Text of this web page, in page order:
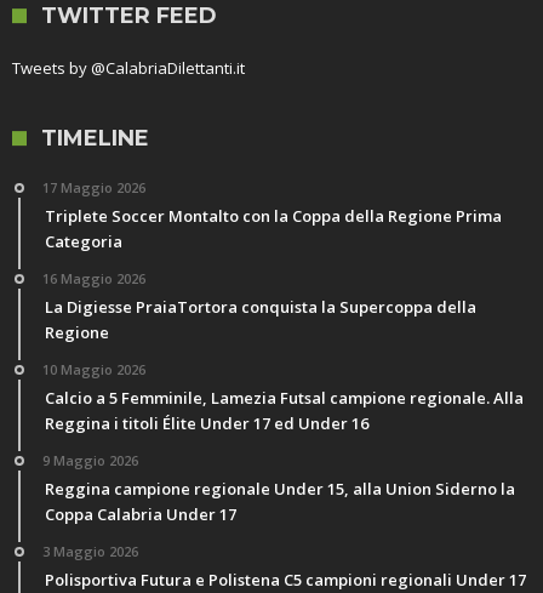
TWITTER FEED
Tweets by @CalabriaDilettanti.it
TIMELINE
17 Maggio 2026
Triplete Soccer Montalto con la Coppa della Regione Prima
Categoria
16 Maggio 2026
La Digiesse PraiaTortora conquista la Supercoppa della
Regione
10 Maggio 2026
Calcio a 5 Femminile, Lamezia Futsal campione regionale. Alla
Reggina i titoli Élite Under 17 ed Under 16
9 Maggio 2026
Reggina campione regionale Under 15, alla Union Siderno la
Coppa Calabria Under 17
3 Maggio 2026
Polisportiva Futura e Polistena C5 campioni regionali Under 17